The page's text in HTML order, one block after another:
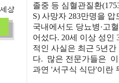
졸중 등 심혈관질환
S) 사망자 283만명을 압
국내에서도 당뇨병·고
어섰다. 20세 이상 성인
적인 사실은 최근 5년
다. 많은 전문가들은
과연 '서구식 식단'이란